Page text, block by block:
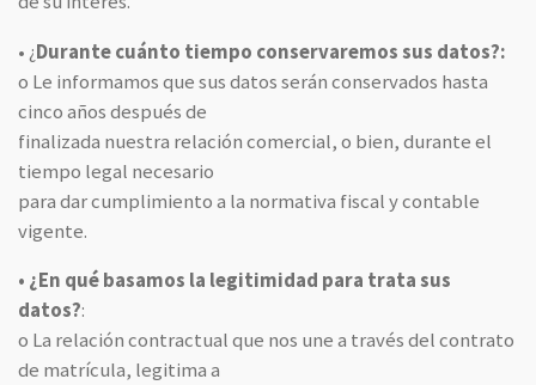
• ¿Durante cuánto tiempo conservaremos sus datos?:
o Le informamos que sus datos serán conservados hasta
cinco años después de
finalizada nuestra relación comercial, o bien, durante el
tiempo legal necesario
para dar cumplimiento a la normativa fiscal y contable
vigente.
• ¿En qué basamos la legitimidad para trata sus
datos?:
o La relación contractual que nos une a través del contrato
de matrícula, legitima a